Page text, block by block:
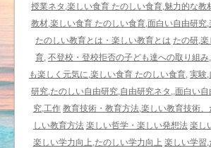
て
ひ
ょ
う
き
ん
な
虫
を
授業ネタ,楽しい食育 たのしい食育,魅力的な教
教材,楽しい食育 たのしい食育,面白い自由研究
たのしい教育とは・楽しい教育とは たの研,
育, 不登校・登校拒否の子ども達への取り組
も楽しく元気に,楽しい食育 たのしい食育, 実験,
研究,たのしい自由研究,自由研究ネタ,,面白い
究,工作 教育技術・教育方法,楽しい教育技術
しい教育方法 楽しい哲学・楽しい発想法 楽し
楽しい学力向上,たのしい学力向上 楽しい学習